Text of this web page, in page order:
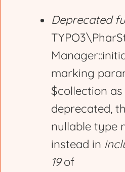
Deprecated
marking
$collection
deprecated,
nullable type
instead in
19of